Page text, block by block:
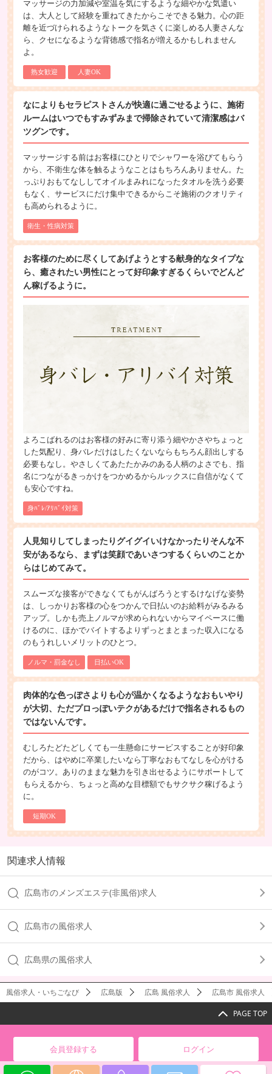
マッサージの力加減や室温を気にするような細やかな気遣い
は、大人として経験を重ねてきたからこそできる魅力。心の距
離を近づけられるようなトークを気さくに楽しめる人妻さんな
ら、クセになるような背徳感で指名が増えるかもしれません
よ。
熟女歓迎 人妻OK
なによりもセラピストさんが快適に過ごせるように、施術
ルームはいつでもすみずみまで掃除されていて清潔感はバ
ツグンです。
マッサージする前はお客様にひとりでシャワーを浴びてもらう
から、不衛生な体を触るようなことはもちろんありません。た
っぷりおもてなししてオイルまみれになったタオルを洗う必要
もなく、サービスにだけ集中できるからこそ施術のクオリティ
も高められるように。
衛生・性病対策
お客様のために尽くしてあげようとする献身的なタイプな
ら、癒されたい男性にとって好印象すぎるくらいでどんど
ん稼げるように。
よろこばれるのはお客様の好みに寄り添う細やかさやちょっと
した気配り、身バレだけはしたくないならもちろん顔出しする
必要もなし。やさしくてあたたかみのある人柄のよさでも、指
名につながるきっかけをつかめるからルックスに自信がなくて
も安心ですね。
身ﾊﾞﾚ/ｱﾘﾊﾞｲ対策
人見知りしてしまったりグイグイいけなかったりそんな不
安があるなら、まずは笑顔であいさつするくらいのことか
らはじめてみて。
スムーズな接客ができなくてもがんばろうとするけなげな姿勢
は、しっかりお客様の心をつかんで日払いのお給料がみるみる
アップ。しかも売上ノルマが求められないからマイペースに働
けるのに、ほかでバイトするよりずっとまとまった収入になる
のもうれしいメリットのひとつ。
ノルマ・罰金なし 日払いOK
肉体的な色っぽさよりも心が温かくなるようなおもいやり
が大切、ただプロっぽいテクがあるだけで指名されるもの
ではないんです。
むしろたどたどしくても一生懸命にサービスすることが好印象
だから、はやめに卒業したいなら丁寧なおもてなしを心がける
のがコツ。ありのままな魅力を引き出せるようにサポートして
もらえるから、ちょっと高めな目標額でもサクサク稼げるよう
に。
短期OK
関連求人情報
広島市のメンズエステ(非風俗)求人
広島市の風俗求人
広島県の風俗求人
風俗求人・いちごなび 広島版 広島 風俗求人 広島市 風俗求人
PAGE TOP
会員登録する ログイン